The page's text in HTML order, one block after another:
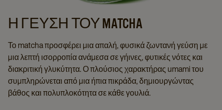
Η ΓΕΥΣΗ ΤΟΥ MATCHA
Το matcha προσφέρει μια απαλή, φυσικά ζωντανή γεύση με
μια λεπτή ισορροπία ανάμεσα σε γήινες, φυτικές νότες και
διακριτική γλυκύτητα. Ο πλούσιος χαρακτήρας umami του
συμπληρώνεται από μια ήπια πικράδα, δημιουργώντας
βάθος και πολυπλοκότητα σε κάθε γουλιά.